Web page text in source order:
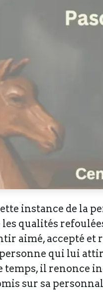
instance de la
qualités
aimé, accepté
personne qui lui
temps, il renonce
sur sa